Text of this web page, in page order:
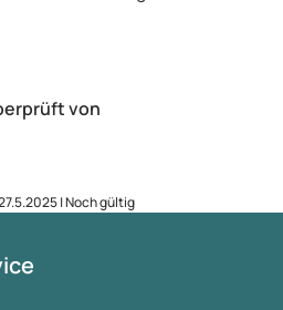
von
| Noch gültig